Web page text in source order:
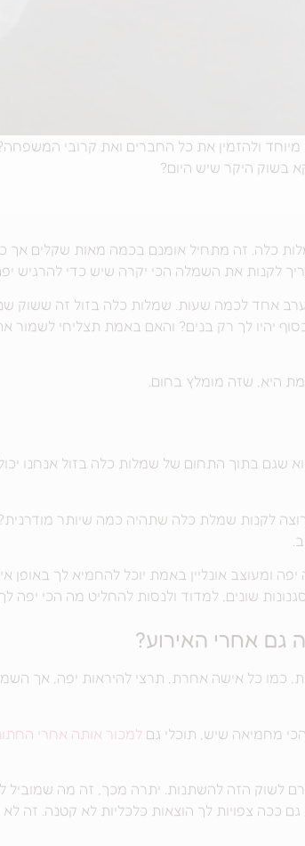
ולהזמין את כל החברים ואת קרובי
בשוק היקר שיש היום?
כלה. זה מתחיל אומנם בכמה מאות שקלים אך
לקנות את השמלה הכי יקרה שיש כדי להרגיש
אחד לכמה שעות. שמלות כלה בזול זה ששוק
יהיו לך רק בנים? והאם באמת תצליחי
היא, שזה מומלץ בחום.
בתוך התחום של שמלות כלה בזול אנחנו
לקנות שמלת כלה שתהיה כמה שיותר
ומעוצב אונליין באמת יוכל להחמיא לך
שונים, למדוד ולנסות להחליט מה הכי יפה
אחרי האירוע?
כמו כל אישה אחרת, תרצי להיראות יפה, אך
מחמיאה שיש, תוכלי גם למכור אותה אחרי
הזה להשתנות. יתרה מכך, זה מה שמוביל
צפויות לך הוצאות כלכליות לא קטנה. זה